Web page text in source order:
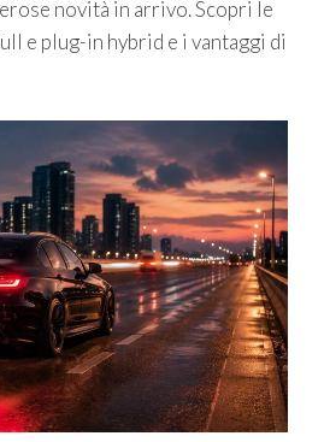
novità in arrivo. Scopri le
e plug-in hybrid e i vantaggi di